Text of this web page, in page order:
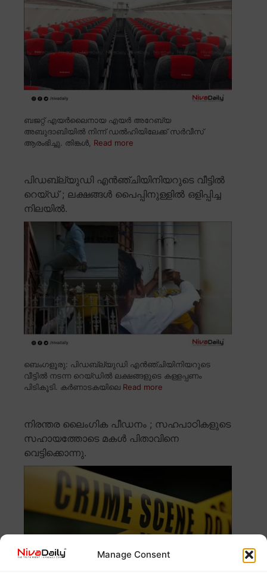
Manage Consent
ബജറ്റ് എയർലൈനായ എയർ അറേബ്യ
അബുദാബിയിൽ നിന്ന് ഡൽഹിയിലേക്ക് സർവീസ്
ആരംഭിച്ചു. തിങ്കൾ, Read more
പിഡബ്ല്യുഡി എൻഞ്ചിയിനിയറുടെ വീട്ടിൽ
റെയ്ഡ് ; ലക്ഷങ്ങൾ പൈപ്പിനുള്ളിൽ ഒളിപ്പിച്ച
നിലയിൽ.
ബെംഗളൂരു: പിഡബ്ല്യുഡി എൻഞ്ചിയിനിയറുടെ
വീട്ടിൽ നടന്ന റെയ്ഡിൽ ലക്ഷങ്ങളുടെ കള്ളപ്പണം
പിടികൂടി. കർണാടകയിലെ Read more
നിരന്തര ലൈംഗിക പീഡനം ; സഹപാഠികളുടെ
സഹായത്തോടെ മകൾ പിതാവിനെ
വെട്ടിക്കൊന്നു.